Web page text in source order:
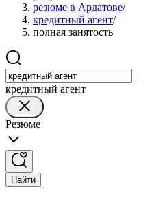
резюме в Ардатове/
кредитный агент/
полная занятость
кредитный агент
Резюме
Найти